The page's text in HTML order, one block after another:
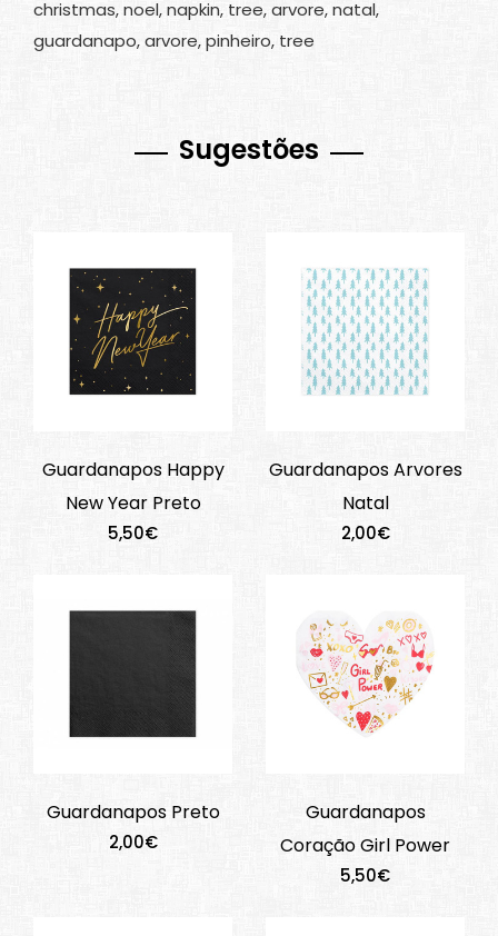
christmas, noel, napkin, tree, arvore, natal,
guardanapo, arvore, pinheiro, tree
Sugestões
Guardanapos Happy
New Year Preto
5,50€
Guardanapos Arvores
Natal
2,00€
Guardanapos Preto
2,00€
Guardanapos
Coração Girl Power
5,50€